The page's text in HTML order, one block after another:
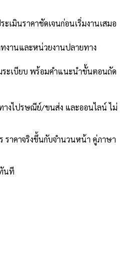
เมินราคาชัดเจนก่อนเริ่มงานเสมอ
งานและหน่วยงานปลายทาง
ระเบียบ พร้อมคำแนะนำขั้นตอนถัด
างไปรษณีย์/ขนส่ง และออนไลน์ ไม่
ราคาจริงขึ้นกับจำนวนหน้า คู่ภาษา
นที